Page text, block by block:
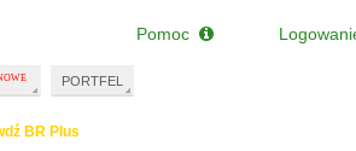
BR Plus
PORTFEL
Pomoc